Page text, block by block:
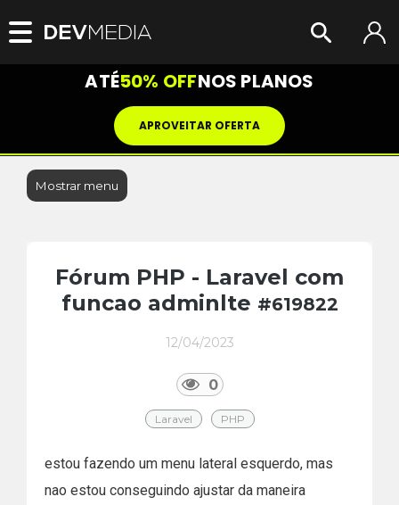
ATÉ50% OFFNOS PLANOS
APROVEITAR OFERTA
Mostrar menu
Fórum PHP - Laravel com
funcao adminlte #619822
12/04/2023
0
Laravel PHP
estou fazendo um menu lateral esquerdo, mas
nao estou conseguindo ajustar da maneira